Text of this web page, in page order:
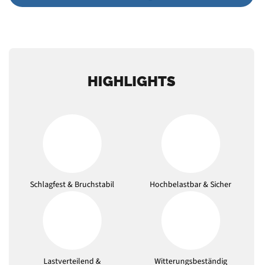
HIGHLIGHTS
Schlagfest & Bruchstabil Hochbelastbar & Sicher
Lastverteilend & Witterungsbeständig